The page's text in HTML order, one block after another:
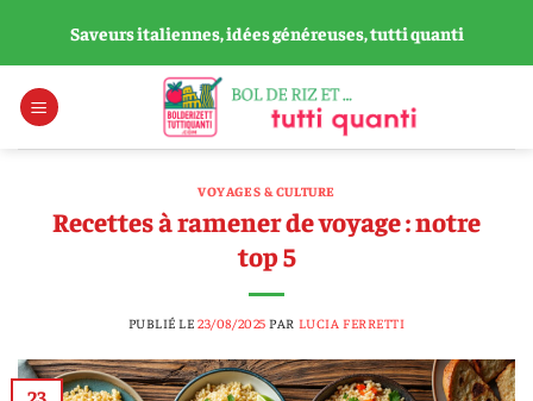
contenu
Saveurs italiennes, idées généreuses, tutti quanti
VOYAGES & CULTURE
Recettes à ramener de voyage : notre
top 5
PUBLIÉ LE23/08/2025 PAR LUCIA FERRETTI